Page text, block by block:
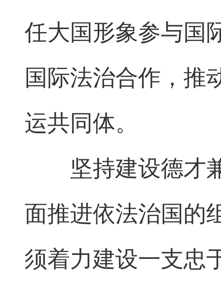
任大国形象参与国
国际法治合作，推
运共同体。
坚持建设德才
面推进依法治国的
须着力建设一支忠